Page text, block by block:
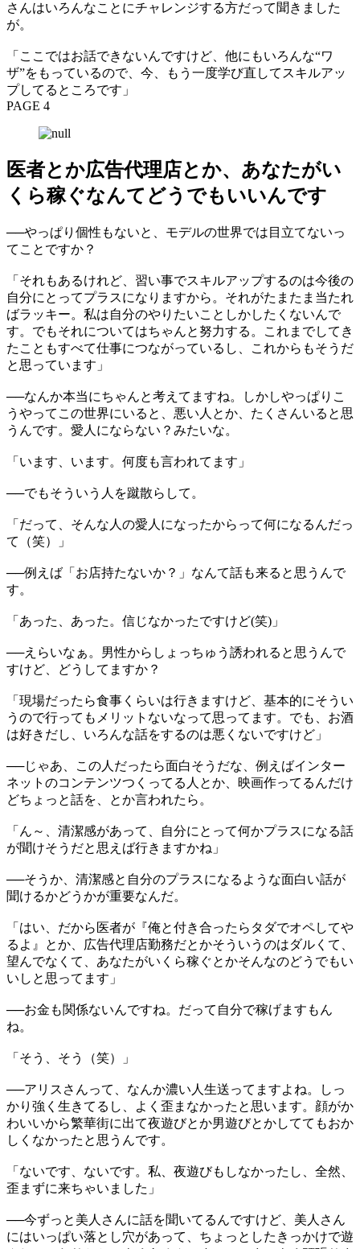
さんはいろんなことにチャレンジする方だって聞きました
が。
「ここではお話できないんですけど、他にもいろんな“ワ
ザ”をもっているので、今、もう一度学び直してスキルアッ
プしてるところです」
PAGE 4
医者とか広告代理店とか、あなたがい
くら稼ぐなんてどうでもいいんです
──やっぱり個性もないと、モデルの世界では目立てないっ
てことですか？
「それもあるけれど、習い事でスキルアップするのは今後の
自分にとってプラスになりますから。それがたまたま当たれ
ばラッキー。私は自分のやりたいことしかしたくないんで
す。でもそれについてはちゃんと努力する。これまでしてき
たこともすべて仕事につながっているし、これからもそうだ
と思っています」
──なんか本当にちゃんと考えてますね。しかしやっぱりこ
うやってこの世界にいると、悪い人とか、たくさんいると思
うんです。愛人にならない？みたいな。
「います、います。何度も言われてます」
──でもそういう人を蹴散らして。
「だって、そんな人の愛人になったからって何になるんだっ
て（笑）」
──例えば「お店持たないか？」なんて話も来ると思うんで
す。
「あった、あった。信じなかったですけど(笑)」
──えらいなぁ。男性からしょっちゅう誘われると思うんで
すけど、どうしてますか？
「現場だったら食事くらいは行きますけど、基本的にそうい
うので行ってもメリットないなって思ってます。でも、お酒
は好きだし、いろんな話をするのは悪くないですけど」
──じゃあ、この人だったら面白そうだな、例えばインター
ネットのコンテンツつくってる人とか、映画作ってるんだけ
どちょっと話を、とか言われたら。
「ん～、清潔感があって、自分にとって何かプラスになる話
が聞けそうだと思えば行きますかね」
──そうか、清潔感と自分のプラスになるような面白い話が
聞けるかどうかが重要なんだ。
「はい、だから医者が『俺と付き合ったらタダでオペしてや
るよ』とか、広告代理店勤務だとかそういうのはダルくて、
望んでなくて、あなたがいくら稼ぐとかそんなのどうでもい
いしと思ってます」
──お金も関係ないんですね。だって自分で稼げますもん
ね。
「そう、そう（笑）」
──アリスさんって、なんか濃い人生送ってますよね。しっ
かり強く生きてるし、よく歪まなかったと思います。顔がか
わいいから繁華街に出て夜遊びとか男遊びとかしててもおか
しくなかったと思うんです。
「ないです、ないです。私、夜遊びもしなかったし、全然、
歪まずに来ちゃいました」
──今ずっと美人さんに話を聞いてるんですけど、美人さん
にはいっぱい落とし穴があって、ちょっとしたきっかけで遊